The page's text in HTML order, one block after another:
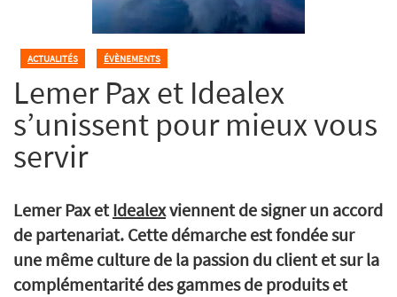
ACTUALITÉS ÉVÈNEMENTS
Lemer Pax et Idealex
s’unissent pour mieux vous
servir
Lemer Pax etIdealexviennent de signer un accord
de partenariat. Cette démarche est fondée sur
une même culture de la passion du client et sur la
complémentarité des gammes de produits et